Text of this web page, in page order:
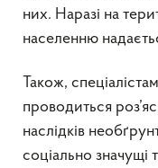
них. Наразі на
населенню
Також,
проводиться
наслідків
соціально значущі